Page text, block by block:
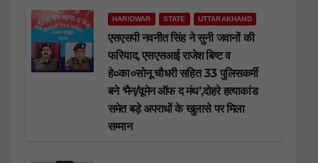
HARIDWAR STATE UTTARAKHAND
एसएसपी नवनीत सिंह ने सुनी जवानों की
फरियाद, एसएसआई राजेश बिष्ट व
हे०का०सोनू चौधरी सहित 33 पुलिसकर्मी
बने ‘मैन/वूमेन ऑफ द मंथ’,दोहरे हत्याकांड
समेत बड़े अपराधों के खुलासे पर मिला
सम्मान